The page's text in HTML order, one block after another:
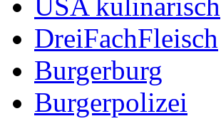
DreiFachFleisch
Burgerburg
Burgerpolizei